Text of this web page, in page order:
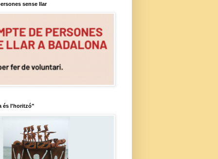
sense llar
és l'horitzó"